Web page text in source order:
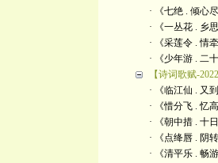
· 《七绝 . 倾心
· 《一丛花 . 乡
· 《采莲令 . 情
· 《少年游 . 二
【诗词歌赋-
· 《临江仙 . 又
· 《惜分飞 . 忆高
· 《朝中措 . 十
· 《点绛唇 . 阴
· 《清平乐 . 畅